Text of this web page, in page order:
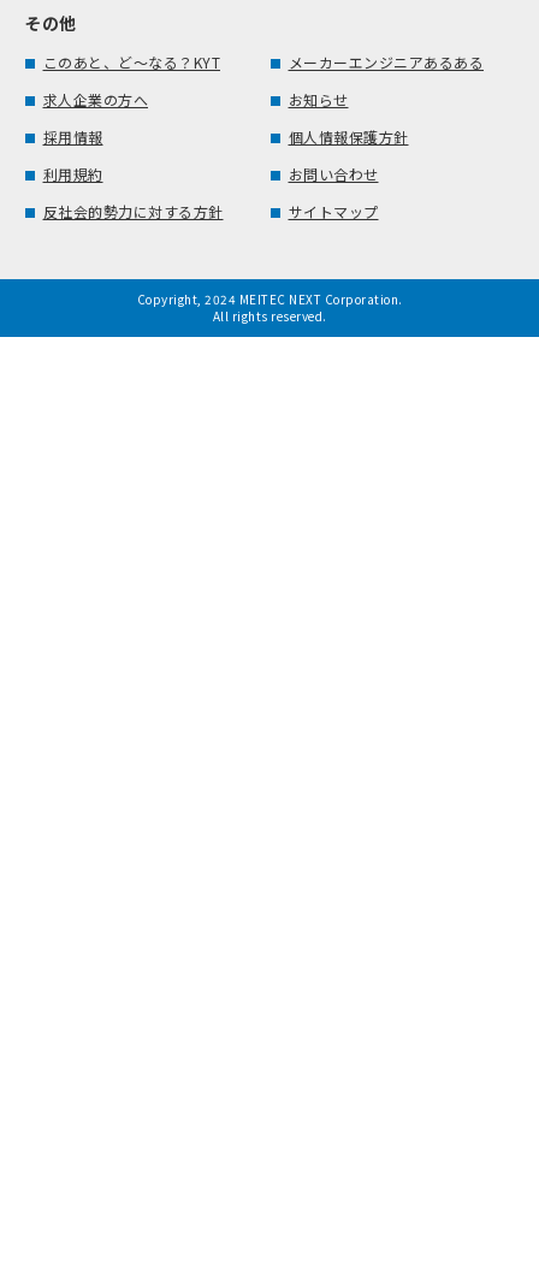
その他
このあと、ど～なる？KYT
メーカーエンジニアあるある
求人企業の方へ
お知らせ
採用情報
個人情報保護方針
利用規約
お問い合わせ
反社会的勢力に対する方針
サイトマップ
Copyright, 2024 MEITEC NEXT Corporation.
All rights reserved.